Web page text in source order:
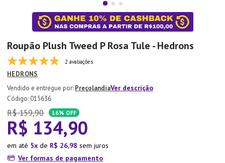
Roupão Plush Tweed P Rosa Tule - Hedrons
2 avaliações
HEDRONS
PreçolandiaVer descrição
: 015636
R$ 159,90 16% OFF
R$ 134,90
em até 5 de R$ 26,98 sem juros
Ver formas de pagamento
Xicara
Lixeira
10º Organizador